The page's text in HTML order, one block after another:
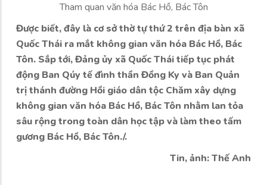
Tham quan văn hóa Bác Hồ, Bác Tôn
Được biết, đây là cơ sở thờ tự thứ 2 trên địa bàn xã
Quốc Thái ra mắt không gian văn hóa Bác Hồ, Bác
Tôn. Sắp tới, Đảng ủy xã Quốc Thái tiếp tục phát
động Ban Qúy tế đình thần Đồng Ky và Ban Quản
trị thánh đường Hồi giáo dân tộc Chăm xây dựng
không gian văn hóa Bác Hồ, Bác Tôn nhằm lan tỏa
sâu rộng trong toàn dân học tập và làm theo tấm
gương Bác Hồ, Bác Tôn./.
Tin, ảnh: Thế Anh